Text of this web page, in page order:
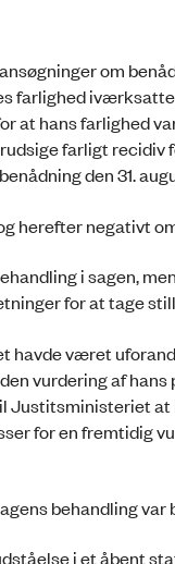
om
farlighed
at hans farlighed
farligt recidiv
den 31.
herefter negativt
i sagen,
for at tage
havde været
vurdering af
Justitsministeriet
for en fremtidig
behandling
i et åbent